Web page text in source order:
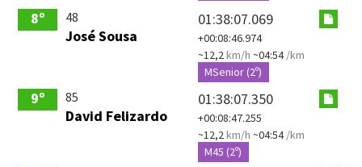
8º 48
José Sousa
01:38:07.069
+00:08:46.974
~12,2km/h ~04:54/km
MSenior (2º)
9º 85
David Felizardo
01:38:07.350
+00:08:47.255
~12,2km/h ~04:54/km
M45 (2º)